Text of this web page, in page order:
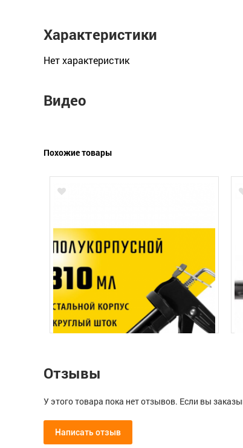
Характеристики
Нет xарактеристик
Видео
Похожие товары
Отзывы
У этого товара пока нет отзывов. Если вы
Написать отзыв